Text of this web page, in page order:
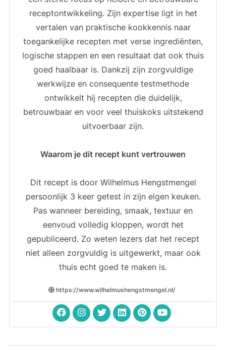
receptontwikkeling. Zijn expertise ligt in het
vertalen van praktische kookkennis naar
toegankelijke recepten met verse ingrediënten,
logische stappen en een resultaat dat ook thuis
goed haalbaar is. Dankzij zijn zorgvuldige
werkwijze en consequente testmethode
ontwikkelt hij recepten die duidelijk,
betrouwbaar en voor veel thuiskoks uitstekend
uitvoerbaar zijn.
Waarom je dit recept kunt vertrouwen
Dit recept is door Wilhelmus Hengstmengel
persoonlijk 3 keer getest in zijn eigen keuken.
Pas wanneer bereiding, smaak, textuur en
eenvoud volledig kloppen, wordt het
gepubliceerd. Zo weten lezers dat het recept
niet alleen zorgvuldig is uitgewerkt, maar ook
thuis echt goed te maken is.
https://www.wilhelmushengstmengel.nl/